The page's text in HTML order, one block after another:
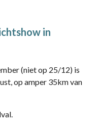
in
(niet op 25/12) is
op amper 35km van